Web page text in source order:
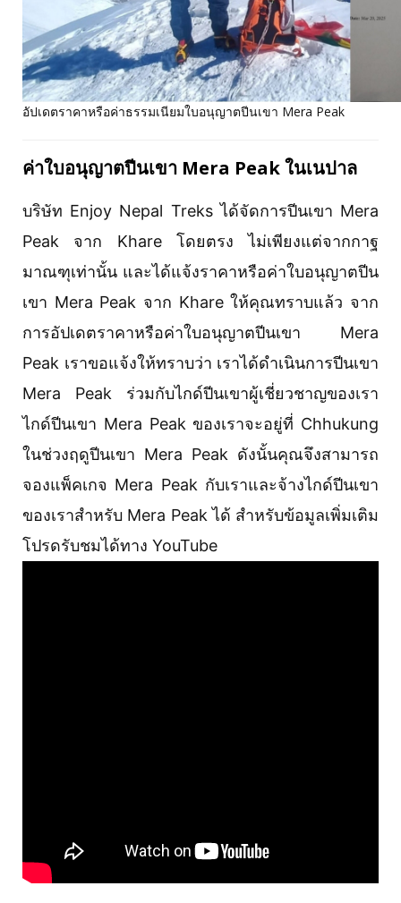
อัปเดตราคาหรือค่าธรรมเนียมใบอนุญาตปีนเขา Mera Peak
ค่าใบอนุญาตปีนเขา Mera Peakในเนปาล
บริษัท Enjoy Nepal Treks ได้จัดการปีนเขา Mera
Peak จาก Khare โดยตรง ไม่เพียงแต่จากกาฐ
มาณฑุเท่านั้น และได้แจ้งราคาหรือค่าใบอนุญาตปีน
เขา Mera Peak จาก Khare ให้คุณทราบแล้ว จาก
การอัปเดตราคาหรือค่าใบอนุญาตปีนเขา Mera
Peak เราขอแจ้งให้ทราบว่า เราได้ดำเนินการปีนเขา
Mera Peak ร่วมกับไกด์ปีนเขาผู้เชี่ยวชาญของเรา
ไกด์ปีนเขา Mera Peak ของเราจะอยู่ที่ Chhukung
ในช่วงฤดูปีนเขา Mera Peak ดังนั้นคุณจึงสามารถ
จองแพ็คเกจ Mera Peak กับเราและจ้างไกด์ปีนเขา
ของเราสำหรับ Mera Peak ได้ สำหรับข้อมูลเพิ่มเติม
โปรดรับชมได้ทาง YouTube